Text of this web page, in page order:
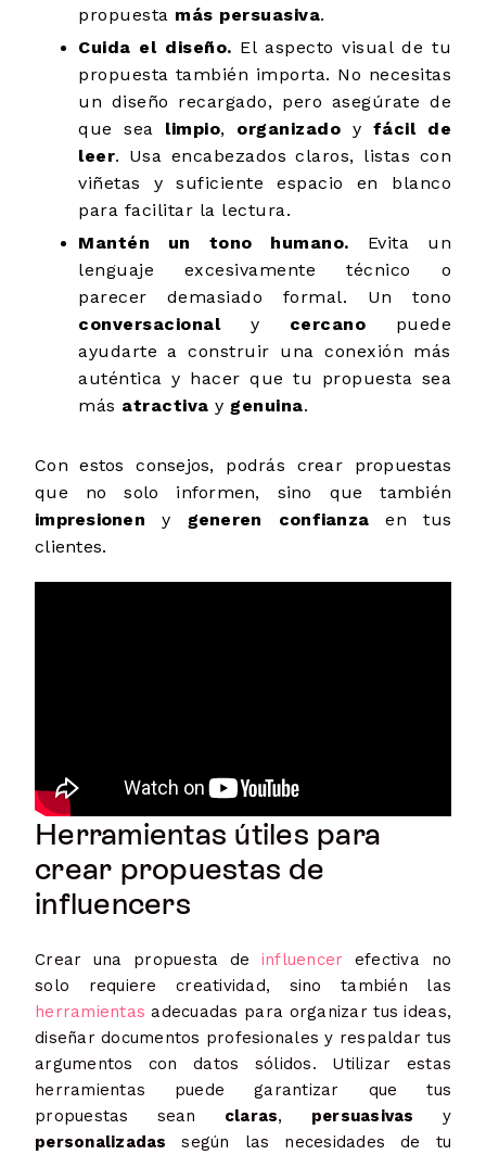
propuesta más persuasiva.
Cuida el diseño. El aspecto visual de tu
propuesta también importa. No necesitas
un diseño recargado, pero asegúrate de
que sea limpio, organizado y fácil de
leer. Usa encabezados claros, listas con
viñetas y suficiente espacio en blanco
para facilitar la lectura.
Mantén un tono humano. Evita un
lenguaje excesivamente técnico o
parecer demasiado formal. Un tono
conversacionaly cercano puede
ayudarte a construir una conexión más
auténtica y hacer que tu propuesta sea
más atractiva y genuina.
Con estos consejos, podrás crear propuestas
que no solo informen, sino que también
impresionen y generen confianza en tus
clientes.
Herramientas útiles para
crear propuestas de
influencers
Crear una propuesta de influencer efectiva no
solo requiere creatividad, sino también las
herramientas adecuadas para organizar tus ideas,
diseñar documentos profesionales y respaldar tus
argumentos con datos sólidos. Utilizar estas
herramientas puede garantizar que tus
propuestas sean claras, persuasivas y
personalizadas según las necesidades de tu